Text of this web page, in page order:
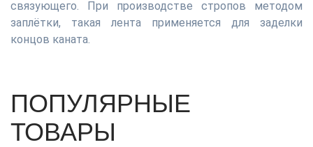
связующего. При производстве стропов методом
заплётки, такая лента применяется для заделки
концов каната.
ПОПУЛЯРНЫЕ
ТОВАРЫ